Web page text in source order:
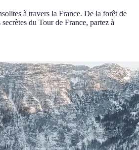
à travers la France. De la forêt de
du Tour de France, partez à